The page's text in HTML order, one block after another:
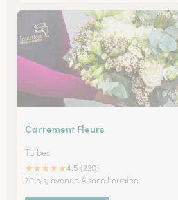
Carrement Fleurs
Tarbes
★★★★★4.5 (220)
70 bis, avenue Alsace Lorraine